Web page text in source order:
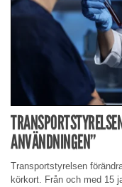
ANVÄNDNINGEN”
Transportstyrelsen
körkort. Från och med 15